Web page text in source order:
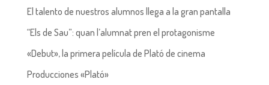
El talento de nuestros alumnos llega a la gran pantalla
“Els de Sau”: quan l’alumnat pren el protagonisme
«Debut», la primera película de Plató de cinema
Producciones «Plató»